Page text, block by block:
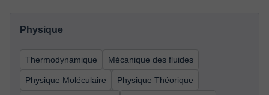
Physique
Thermodynamique Mécanique des fluides
Physique Moléculaire Physique Théorique